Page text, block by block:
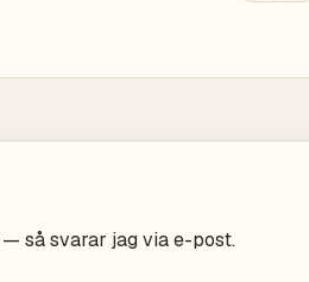
så svarar jag via e-post.